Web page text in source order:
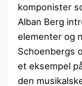
komponister
Alban Berg
elementer og
Schoenbergs
et eksempel
den